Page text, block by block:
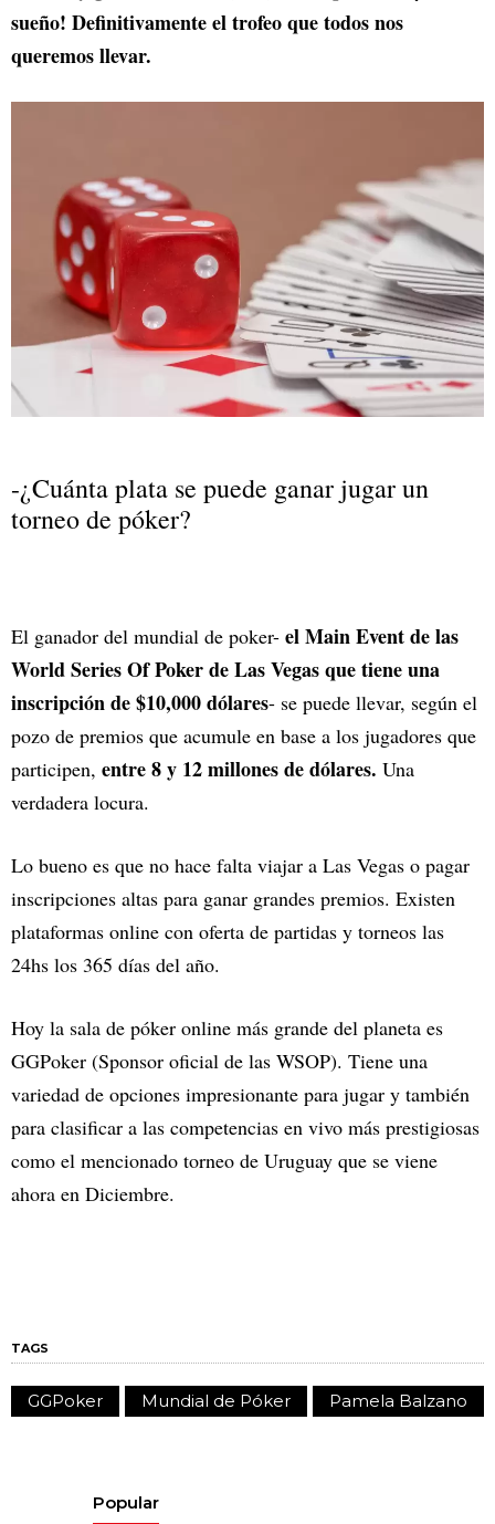
sueño! Definitivamente el trofeo que todos nos
queremos llevar.
-¿Cuánta plata se puede ganar jugar un
torneo de póker?
El ganador del mundial de poker- el Main Event de las
World Series Of Poker de Las Vegas que tiene una
inscripción de $10,000 dólares- se puede llevar, según el
pozo de premios que acumule en base a los jugadores que
participen, entre 8 y 12 millones de dólares. Una
verdadera locura.
Lo bueno es que no hace falta viajar a Las Vegas o pagar
inscripciones altas para ganar grandes premios. Existen
plataformas online con oferta de partidas y torneos las
24hs los 365 días del año.
Hoy la sala de póker online más grande del planeta es
GGPoker (Sponsor oficial de las WSOP). Tiene una
variedad de opciones impresionante para jugar y también
para clasificar a las competencias en vivo más prestigiosas
como el mencionado torneo de Uruguay que se viene
ahora en Diciembre.
TAGS
GGPoker Mundial de Póker Pamela Balzano
Popular